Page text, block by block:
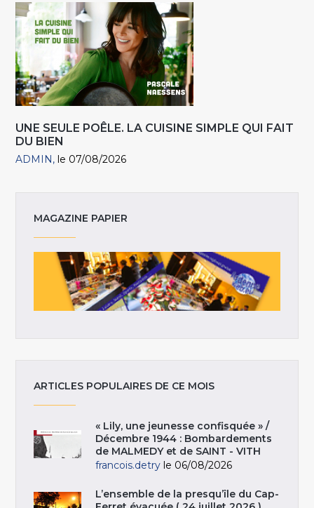
UNE SEULE POÊLE. LA CUISINE SIMPLE QUI FAIT
DU BIEN
ADMIN le 07/08/2026
MAGAZINE PAPIER
ARTICLES POPULAIRES DE CE MOIS
« Lily, une jeunesse confisquée » /
Décembre 1944 : Bombardements
de MALMEDY et de SAINT - VITH
francois.detry le 06/08/2026
L’ensemble de la presqu’île du Cap-